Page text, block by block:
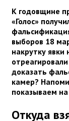
К годовщине
«Голос»
выборов 18
накрутку
доказать
камер?
показываем
Откуда